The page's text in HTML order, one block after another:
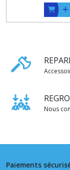
Nous
Paiements